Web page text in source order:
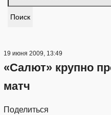
Поиск
19 июня 2009, 13:49
«Салют» крупно
матч
Поделиться